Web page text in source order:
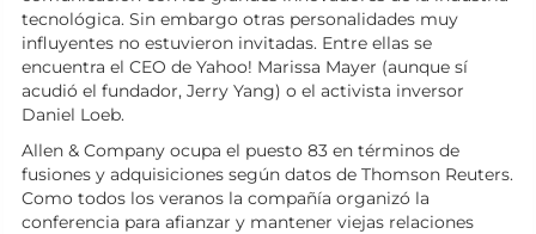
tecnológica. Sin embargo otras personalidades muy
influyentes no estuvieron invitadas. Entre ellas se
encuentra el CEO de Yahoo! Marissa Mayer (aunque sí
acudió el fundador, Jerry Yang) o el activista inversor
Daniel Loeb.
Allen & Company ocupa el puesto 83 en términos de
fusiones y adquisiciones según datos de Thomson Reuters.
Como todos los veranos la compañía organizó la
conferencia para afianzar y mantener viejas relaciones